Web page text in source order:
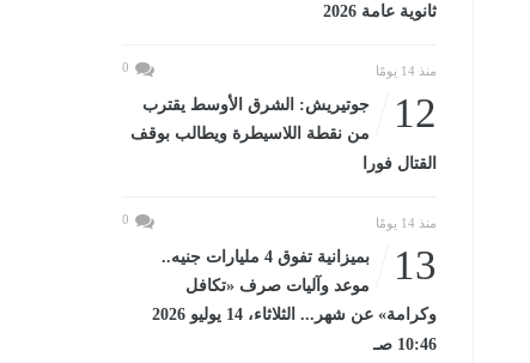
ثانوية عامة 2026
منذ 14 يومًا 0
12
جوتيريش: الشرق الأوسط يقترب
من نقطة اللاسيطرة ويطالب بوقف
القتال فورا
منذ 14 يومًا 0
13
بميزانية تفوق 4 مليارات جنيه..
موعد وآليات صرف «تكافل
وكرامة» عن شهر... الثلاثاء، 14 يوليو 2026
10:46 صـ